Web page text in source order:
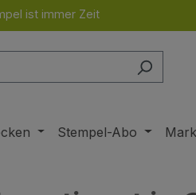
ist immer Zeit
Stempel-Abo